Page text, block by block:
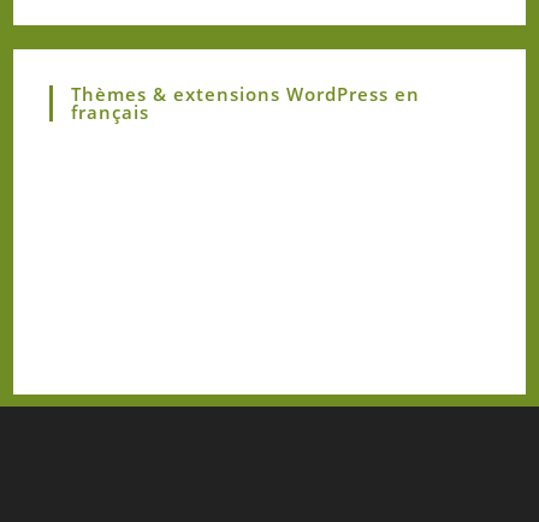
Thèmes & extensions WordPress en
français